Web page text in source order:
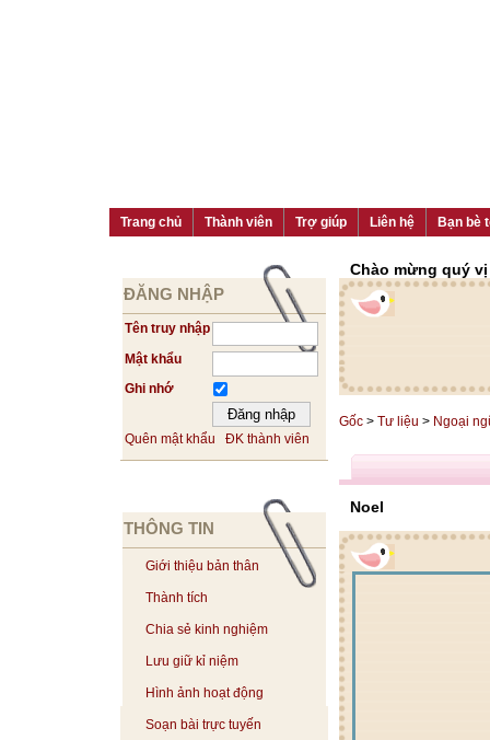
Trang chủ Thành viên Trợ giúp Liên hệ Bạn bè
ĐĂNG NHẬP
Tên truy nhập
Mật khẩu
Ghi nhớ
Quên mật khẩu ĐK thành viên
THÔNG TIN
Giới thiệu bản thân
Thành tích
Chia sẻ kinh nghiệm
Lưu giữ kỉ niệm
Hình ảnh hoạt động
Soạn bài trực tuyến
Chào mừng quý
Gốc > Tư liệu > Ngoại
Noel